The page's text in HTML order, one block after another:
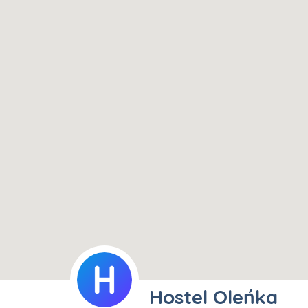
Hostel Oleńka